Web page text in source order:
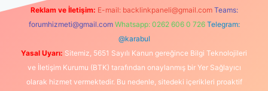
Reklam ve İletişim: E-mail: backlinkpaneli@gmail.com Teams:
forumhizmeti@gmail.com Whatsapp: 0262 606 0 726 Telegram:
@karabul
Yasal Uyarı: Sitemiz, 5651 Sayılı Kanun gereğince Bilgi Teknolojileri
ve İletişim Kurumu (BTK) tarafından onaylanmış bir Yer Sağlayıcı
olarak hizmet vermektedir. Bu nedenle, sitedeki içerikleri proaktif